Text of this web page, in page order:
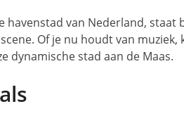
havenstad van Nederland, staat
Of je nu houdt van
dynamische stad aan de Maas.